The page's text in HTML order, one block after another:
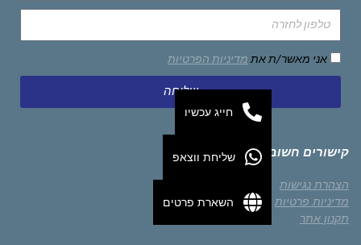
אני מאשר/ת את מדיניות הפרטיות
שליחה
קישורים חשובים
הצהרת נגישות
מדיניות פרטיות
תקנון אתר
חייג עכשיו
שליחת ווצאפ
השארת פרטים